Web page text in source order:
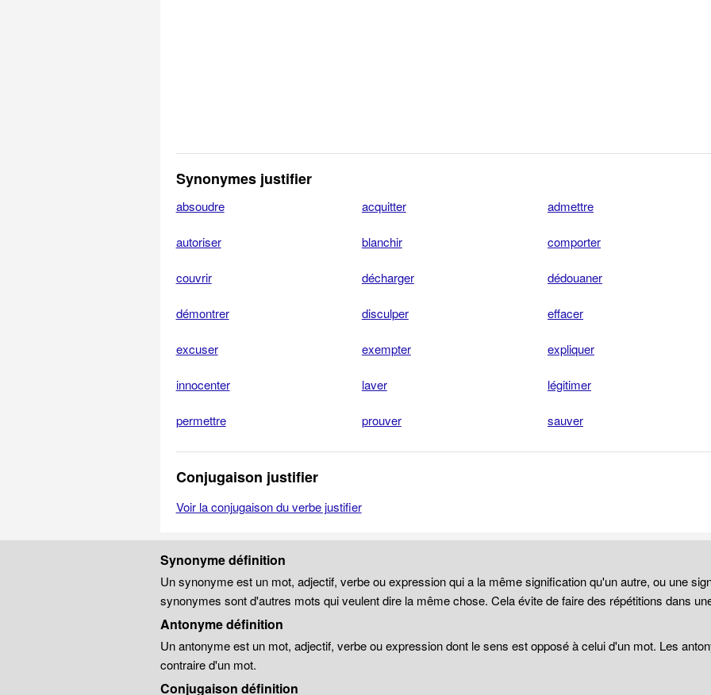
Synonymes justifier
absoudre acquitter admettre
autoriser blanchir comporter
couvrir décharger dédouaner
démontrer disculper effacer
excuser exempter expliquer
innocenter laver légitimer
permettre prouver sauver
Conjugaison justifier
Voir la conjugaison du verbe justifier
Synonyme définition
Un synonyme est un mot, adjectif, verbe ou expression qui a la même signification qu'un autre, ou une
synonymes sont d'autres mots qui veulent dire la même chose. Cela évite de faire des répétitions dans
Antonyme définition
Un antonyme est un mot, adjectif, verbe ou expression dont le sens est opposé à celui d'un mot. Les
contraire d'un mot.
Conjugaison définition